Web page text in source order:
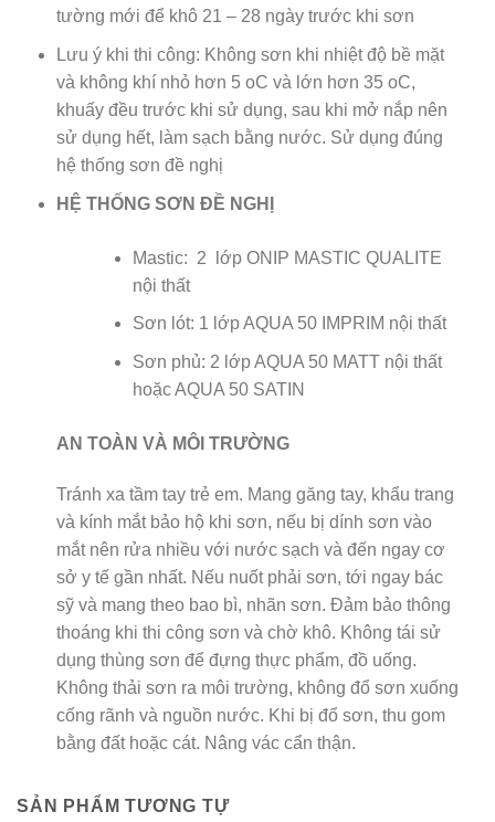
tường mới để khô 21 – 28 ngày trước khi sơn
Lưu ý khi thi công: Không sơn khi nhiệt độ bề mặt
và không khí nhỏ hơn 5 oC và lớn hơn 35 oC,
khuấy đều trước khi sử dụng, sau khi mở nắp nên
sử dụng hết, làm sạch bằng nước. Sử dụng đúng
hệ thống sơn đề nghị
HỆ THỐNG SƠN ĐỀ NGHỊ
Mastic: 2 lớp ONIP MASTIC QUALITE
nội thất
Sơn lót: 1 lớp AQUA 50 IMPRIM nội thất
Sơn phủ: 2 lớp AQUA 50 MATT nội thất
hoặc AQUA 50 SATIN
AN TOÀN VÀ MÔI TRƯỜNG
Tránh xa tầm tay trẻ em. Mang găng tay, khẩu trang
và kính mắt bảo hộ khi sơn, nếu bị dính sơn vào
mắt nên rửa nhiều với nước sạch và đến ngay cơ
sở y tế gần nhất. Nếu nuốt phải sơn, tới ngay bác
sỹ và mang theo bao bì, nhãn sơn. Đảm bảo thông
thoáng khi thi công sơn và chờ khô. Không tái sử
dụng thùng sơn để đựng thực phẩm, đồ uống.
Không thải sơn ra môi trường, không đổ sơn xuống
cống rãnh và nguồn nước. Khi bị đổ sơn, thu gom
bằng đất hoặc cát. Nâng vác cẩn thận.
SẢN PHẨM TƯƠNG TỰ